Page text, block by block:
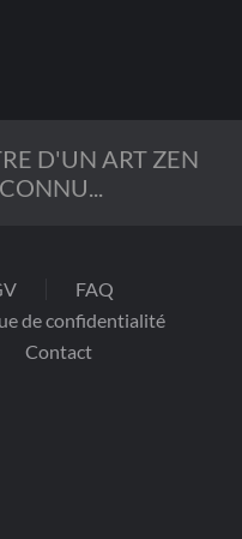
D'UN ART ZEN
FAQ
de confidentialité
Contact